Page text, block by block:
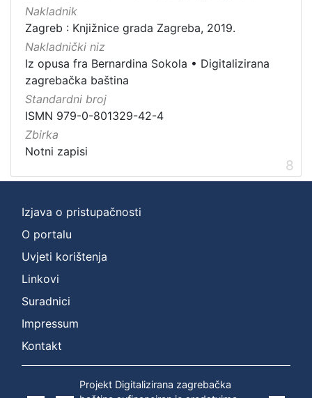
Nakladnik
Zagreb : Knjižnice grada Zagreba, 2019.
Nakladnički niz
Iz opusa fra Bernardina Sokola • Digitalizirana
zagrebačka baština
Standardni broj
ISMN 979-0-801329-42-4
Zbirka
Notni zapisi
8
Izjava o pristupačnosti
O portalu
Uvjeti korištenja
Linkovi
Suradnici
Impressum
Kontakt
Projekt Digitalizirana zagrebačka